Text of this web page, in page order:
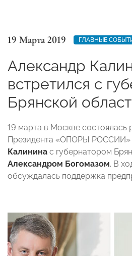
19 Марта 2019 ГЛАВНЫЕ
Александр
встретился с
Брянской
19 марта в Москве состоялась
Президента «ОПОРЫ РОССИИ»
Калинина с губернатором
Александром Богомазом. В
обсуждалась поддержка